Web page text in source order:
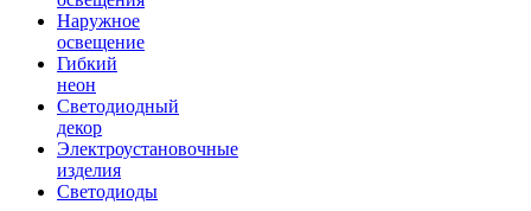
Наружное
освещение
Гибкий
неон
Светодиодный
декор
Электроустановочные
изделия
Светодиоды